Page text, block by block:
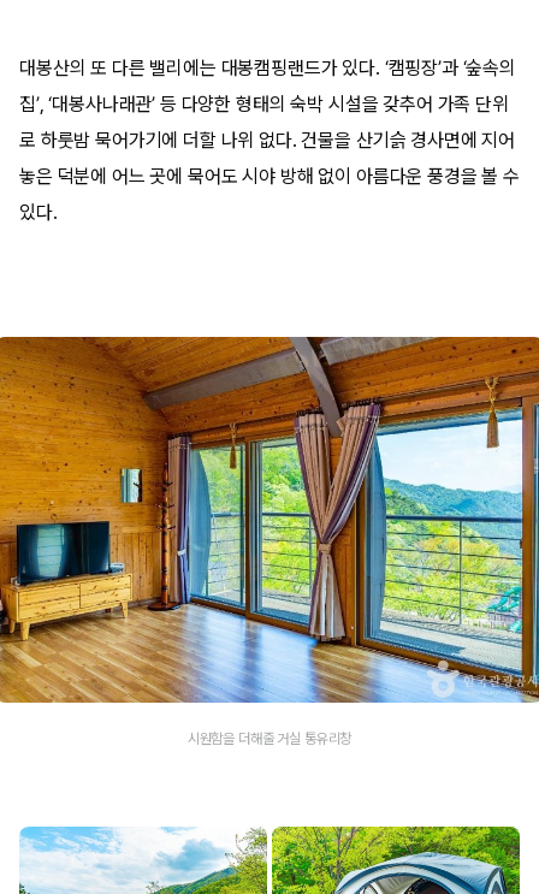
대봉산의 또 다른 밸리에는 대봉캠핑랜드가 있다. ‘캠핑장’과 ‘숲속의
집’, ‘대봉사나래관’ 등 다양한 형태의 숙박 시설을 갖추어 가족 단위
로 하룻밤 묵어가기에 더할 나위 없다. 건물을 산기슭 경사면에 지어
놓은 덕분에 어느 곳에 묵어도 시야 방해 없이 아름다운 풍경을 볼 수
있다.
시원함을 더해줄 거실 통유리창